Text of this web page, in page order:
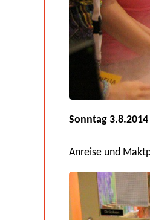
Sonntag 3.8.2014
Anreise und